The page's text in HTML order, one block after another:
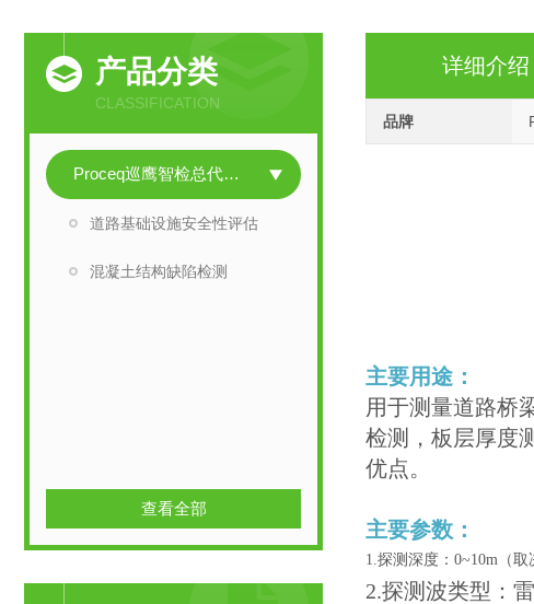
产品分类
CLASSIFICATION
Proceq巡鹰智检总代系列
道路基础设施安全性评估
混凝土结构缺陷检测
查看全部
详细介绍
品牌
主要用途 ：
用于测量道路桥
检测，板层厚度
优点。
主要参数：
1.探测深度：0~10m（取
2.探测波类型：